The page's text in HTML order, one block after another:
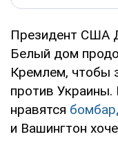
Президент США
Белый дом
Кремлем, чтобы
против Украины.
нравятся
и Вашингтон